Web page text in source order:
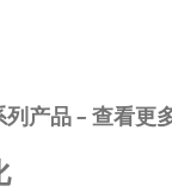
列产品– 查看更